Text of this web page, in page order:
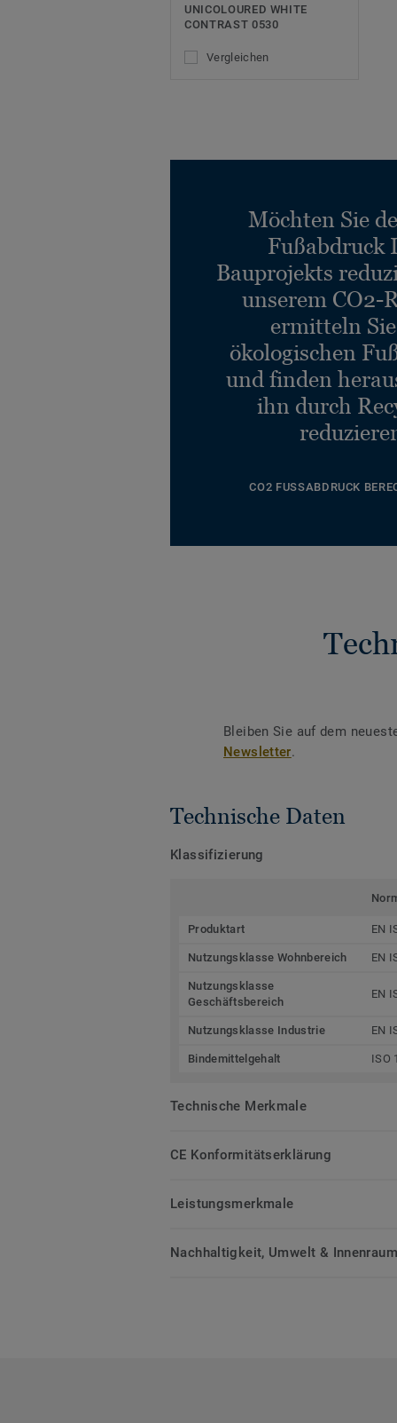
UNICOLOURED WHITE
CONTRAST 0530
Vergleichen
Möchten Sie
Fußabdruck
Bauprojekts
unserem CO2-
ermitteln
ökologischen
und finden
ihn durch
CO2 FUSSABDRUCK
Bleiben Sie auf dem
Newsletter.
Technische Daten
Klassifizierung
Produktart EN
Nutzungsklasse Wohnbereich EN
Nutzungsklasse
Geschäftsbereich
EN
Nutzungsklasse Industrie EN
Bindemittelgehalt ISO
Technische Merkmale
CE Konformitätserklärung
Leistungsmerkmale
Nachhaltigkeit, Umwelt &